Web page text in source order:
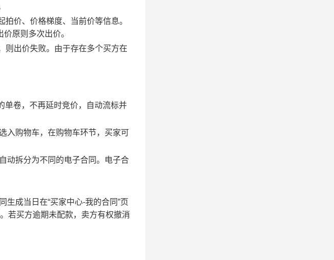
价、价格梯度、当前价等信息。
原则多次出价。
则出价失败。由于存在多个买方在
单卷，不再延时竞价，自动流标并
入购物车，在购物车环节，买家可
动拆分为不同的电子合同。电子合
成当日在“买家中心-我的合同”页
若买方逾期未配款，卖方有权撤消